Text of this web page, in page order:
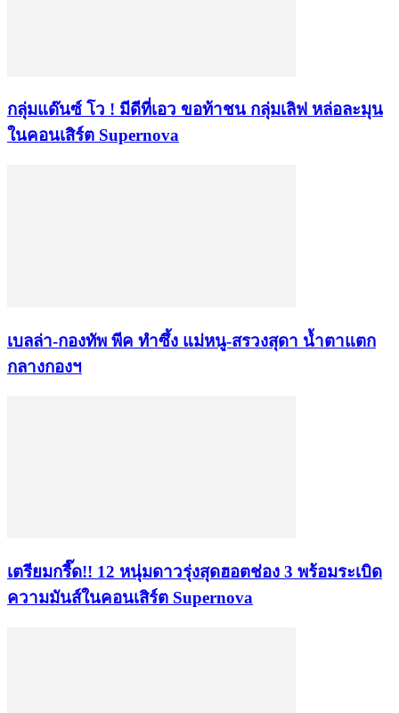
กลุ่มแด๊นซ์ โว ! มีดีที่เอว ขอท้าชน กลุ่มเลิฟ หล่อละมุน
ในคอนเสิร์ต Supernova
เบลล่า-กองทัพ พีค ทำซึ้ง แม่หนู-สรวงสุดา น้ำตาแตก
กลางกองฯ
เตรียมกรี๊ด!! 12 หนุ่มดาวรุ่งสุดฮอตช่อง 3 พร้อมระเบิด
ความมันส์ในคอนเสิร์ต Supernova